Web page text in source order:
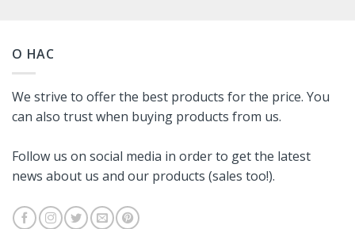
О НАС
We strive to offer the best products for the price. You
can also trust when buying products from us.
Follow us on social media in order to get the latest
news about us and our products (sales too!).